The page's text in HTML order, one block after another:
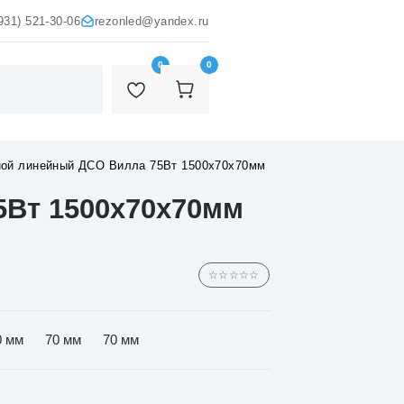
521-30-06 rezonled@yandex.ru
0 0
линейный ДСО Вилла 75Вт 1500х70х70мм
1500х70х70мм
☆☆☆☆☆
мм 70 мм 70 мм